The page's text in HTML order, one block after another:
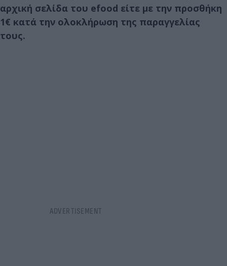
αρχική σελίδα του efood είτε με την προσθήκη
1€ κατά την ολοκλήρωση της παραγγελίας
τους.